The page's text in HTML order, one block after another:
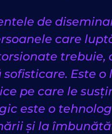
de
care
trebuie,
Este
pe care le
este o
și la